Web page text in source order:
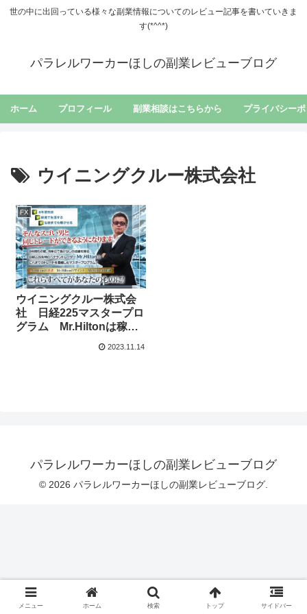
世の中に出回っている様々な副業情報についてのレビュー記事を書いていきま
す(*^^*)
パラレルワーカーほしの副業レビューブログ
ホーム プロフィール 副業相談はこちらから プライバシー
ウイニングクルー株式会社
FX
ウイニングクルー株式会
社 日経225マスタープロ
グラム Mr.Hiltonは稼げ
るの？まとめてみまし
2023.11.14
パラレルワーカーほしの副業レビューブログ
© 2026 パラレルワーカーほしの副業レビューブログ.
メニュー ホーム 検索 トップ サイドバー